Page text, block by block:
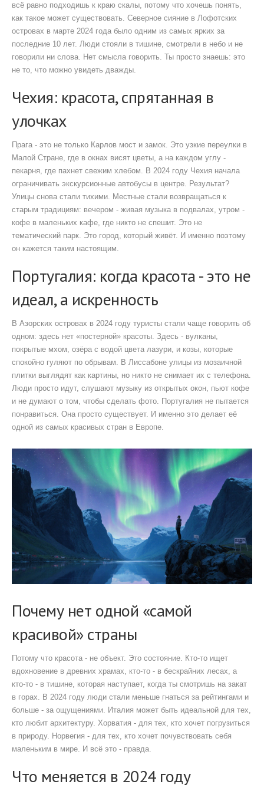
всё равно подходишь к краю скалы, потому что хочешь понять,
как такое может существовать. Северное сияние в Лофотских
островах в марте 2024 года было одним из самых ярких за
последние 10 лет. Люди стояли в тишине, смотрели в небо и не
говорили ни слова. Нет смысла говорить. Ты просто знаешь: это
не то, что можно увидеть дважды.
Чехия: красота, спрятанная в
улочках
Прага - это не только Карлов мост и замок. Это узкие переулки в
Малой Стране, где в окнах висят цветы, а на каждом углу -
пекарня, где пахнет свежим хлебом. В 2024 году Чехия начала
ограничивать экскурсионные автобусы в центре. Результат?
Улицы снова стали тихими. Местные стали возвращаться к
старым традициям: вечером - живая музыка в подвалах, утром -
кофе в маленьких кафе, где никто не спешит. Это не
тематический парк. Это город, который живёт. И именно поэтому
он кажется таким настоящим.
Португалия: когда красота - это не
идеал, а искренность
В Азорских островах в 2024 году туристы стали чаще говорить об
одном: здесь нет «постерной» красоты. Здесь - вулканы,
покрытые мхом, озёра с водой цвета лазури, и козы, которые
спокойно гуляют по обрывам. В Лиссабоне улицы из мозаичной
плитки выглядят как картины, но никто не снимает их с телефона.
Люди просто идут, слушают музыку из открытых окон, пьют кофе
и не думают о том, чтобы сделать фото. Португалия не пытается
понравиться. Она просто существует. И именно это делает её
одной из самых красивых стран в Европе.
Почему нет одной «самой
красивой» страны
Потому что красота - не объект. Это состояние. Кто-то ищет
вдохновение в древних храмах, кто-то - в бескрайних лесах, а
кто-то - в тишине, которая наступает, когда ты смотришь на закат
в горах. В 2024 году люди стали меньше гнаться за рейтингами и
больше - за ощущениями. Италия может быть идеальной для тех,
кто любит архитектуру. Хорватия - для тех, кто хочет погрузиться
в природу. Норвегия - для тех, кто хочет почувствовать себя
маленьким в мире. И всё это - правда.
Что меняется в 2024 году